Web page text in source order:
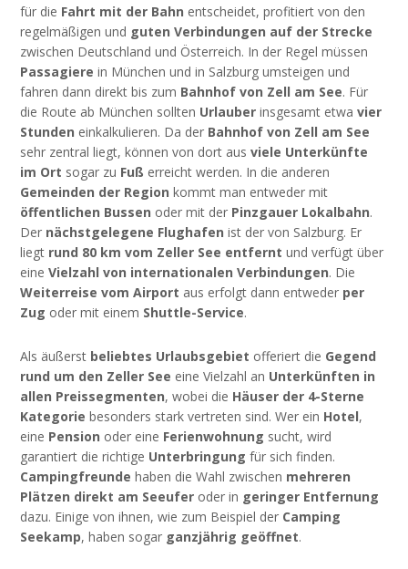
für die Fahrt mit der Bahn entscheidet, profitiert von den
regelmäßigen und guten Verbindungen auf der Strecke
zwischen Deutschland und Österreich. In der Regel müssen
Passagiere in München und in Salzburg umsteigen und
fahren dann direkt bis zum Bahnhof von Zell am See. Für
die Route ab München sollten Urlauber insgesamt etwavier
Stunden einkalkulieren. Da der Bahnhof von Zell am See
sehr zentral liegt, können von dort ausviele Unterkünfte
im Ort sogar zu Fuß erreicht werden. In die anderen
Gemeinden der Region kommt man entweder mit
öffentlichen Bussen oder mit der Pinzgauer Lokalbahn.
Der nächstgelegene Flughafen ist der von Salzburg. Er
liegt rund 80 km vom Zeller See entfernt und verfügt über
eineVielzahl von internationalen Verbindungen. Die
Weiterreise vom Airport aus erfolgt dann entweder per
Zug oder mit einem Shuttle-Service.
Als äußerst beliebtes Urlaubsgebiet offeriert die Gegend
rund um den Zeller See eine Vielzahl an Unterkünften in
allen Preissegmenten, wobei die Häuser der 4-Sterne
Kategorie besonders stark vertreten sind. Wer ein Hotel,
eine Pension oder eine Ferienwohnung sucht, wird
garantiert die richtige Unterbringung für sich finden.
Campingfreunde haben die Wahl zwischen mehreren
Plätzen direkt am Seeufer oder in geringer Entfernung
dazu. Einige von ihnen, wie zum Beispiel der Camping
Seekamp, haben sogar ganzjährig geöffnet.